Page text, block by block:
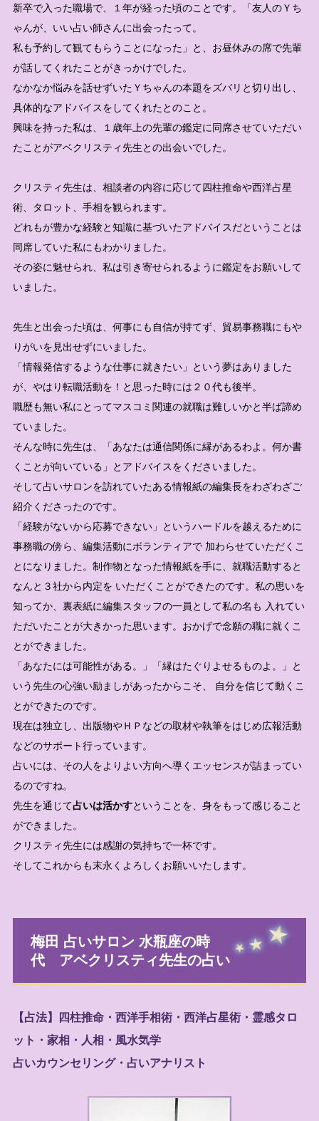
新卒で入った職場で、１年が経った頃のことです。「友人のＹち
ゃんが、いい占い師さんに出会ったって。
私も予約して観てもらうことになった」と、お昼休みの席で先輩
が話してくれたことがきっかけでした。
なかなか悩みを話せずいたＹちゃんの本題をズバリと切り出し、
具体的なアドバイスをしてくれたとのこと。
興味を持った私は、１歳年上の先輩の鑑定に同席させていただい
たことがアベクリスティ先生との出会いでした。
クリスティ先生は、相談者の内容に応じて四柱推命や西洋占星
術、タロット、手相を観られます。
どれもが豊かな経験と知識に基づいたアドバイスだということは
同席していた私にもわかりました。
その姿に魅せられ、私は引き寄せられるように鑑定をお願いして
いました。
先生と出会った頃は、何事にも自信が持てず、貿易事務職にもや
りがいを見出せずにいました。
「情報発信するような仕事に就きたい」という夢はありました
が、やはり転職活動を！と思った時には２０代も後半。
職歴も無い私にとってマスコミ関連の就職は難しいかと半ば諦め
ていました。
そんな時に先生は、「あなたは通信関係に縁があるわよ。何か書
くことが向いている」とアドバイスをくださいました。
そして占いサロンを訪れていたある情報紙の編集長をわざわざご
紹介くださったのです。
「経験がないから応募できない」というハードルを越えるために
事務職の傍ら、編集活動にボランティアで 加わらせていただくこ
とになりました。制作物となった情報紙を手に、就職活動すると
なんと３社から内定を いただくことができたのです。私の思いを
知ってか、裏表紙に編集スタッフの一員として私の名も 入れてい
ただいたことが大きかった思います。おかげで念願の職に就くこ
とができました。
「あなたには可能性がある。」「縁はたぐりよせるものよ。」と
いう先生の心強い励ましがあったからこそ、 自分を信じて動くこ
とができたのです。
現在は独立し、出版物やＨＰなどの取材や執筆をはじめ広報活動
などのサポート行っています。
占いには、その人をよりよい方向へ導くエッセンスが詰まってい
るのですね。
先生を通じて占いは活かすということを、身をもって感じること
ができました。
クリスティ先生には感謝の気持ちで一杯です。
そしてこれからも末永くよろしくお願いいたします。
梅田 占いサロン 水瓶座の時
代 アベクリスティ先生の占い
【占法】四柱推命・西洋手相術・西洋占星術・霊感タロ
ット・家相・人相・風水気学
占いカウンセリング・占いアナリスト